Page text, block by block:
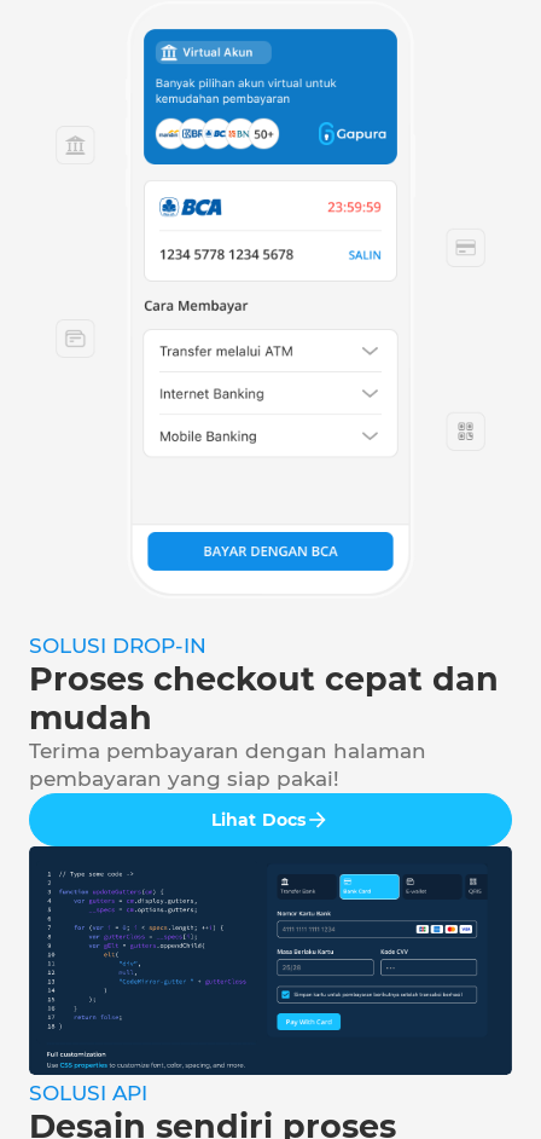
SOLUSI DROP-IN
Proses checkout cepat dan
mudah
Terima pembayaran dengan halaman
pembayaran yang siap pakai!
Lihat Docs
SOLUSI API
Desain sendiri proses